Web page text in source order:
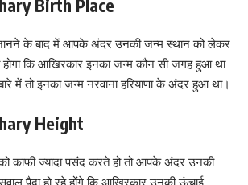
Birth Place
के बाद में आपके अंदर उनकी जन्म स्थान को लेकर
होगा कि आखिरकार इनका जन्म कौन सी जगह हुआ था
में तो इनका जन्म नरवाना हरियाणा के अंदर हुआ था।
Height
काफी ज्यादा पसंद करते हो तो आपके अंदर उनकी